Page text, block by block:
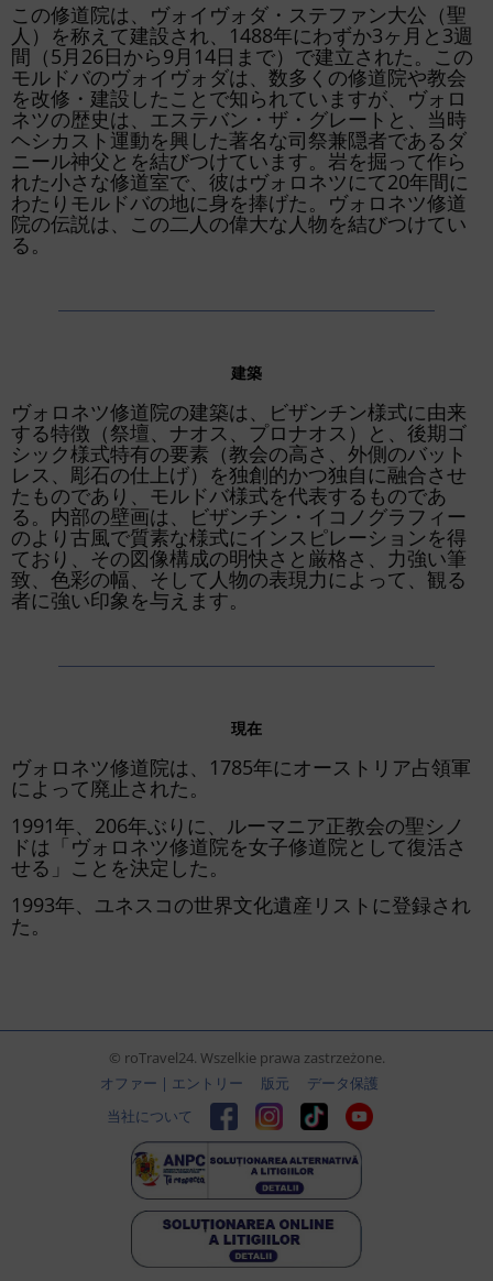
この修道院は、ヴォイヴォダ・ステファン大公（聖
人）を称えて建設され、1488年にわずか3ヶ月と3週
間（5月26日から9月14日まで）で建立された。この
モルドバのヴォイヴォダは、数多くの修道院や教会
を改修・建設したことで知られていますが、ヴォロ
ネツの歴史は、エステバン・ザ・グレートと、当時
ヘシカスト運動を興した著名な司祭兼隠者であるダ
ニール神父とを結びつけています。岩を掘って作ら
れた小さな修道室で、彼はヴォロネツにて20年間に
わたりモルドバの地に身を捧げた。ヴォロネツ修道
院の伝説は、この二人の偉大な人物を結びつけてい
る。
建築
ヴォロネツ修道院の建築は、ビザンチン様式に由来
する特徴（祭壇、ナオス、プロナオス）と、後期ゴ
シック様式特有の要素（教会の高さ、外側のバット
レス、彫石の仕上げ）を独創的かつ独自に融合させ
たものであり、モルドバ様式を代表するものであ
る。内部の壁画は、ビザンチン・イコノグラフィー
のより古風で質素な様式にインスピレーションを得
ており、その図像構成の明快さと厳格さ、力強い筆
致、色彩の幅、そして人物の表現力によって、観る
者に強い印象を与えます。
現在
ヴォロネツ修道院は、1785年にオーストリア占領軍
によって廃止された。
1991年、206年ぶりに、ルーマニア正教会の聖シノ
ドは「ヴォロネツ修道院を女子修道院として復活さ
せる」ことを決定した。
1993年、ユネスコの世界文化遺産リストに登録され
た。
© roTravel24. Wszelkie prawa zastrzeżone.
オファー | エントリー
版元
データ保護
当社について